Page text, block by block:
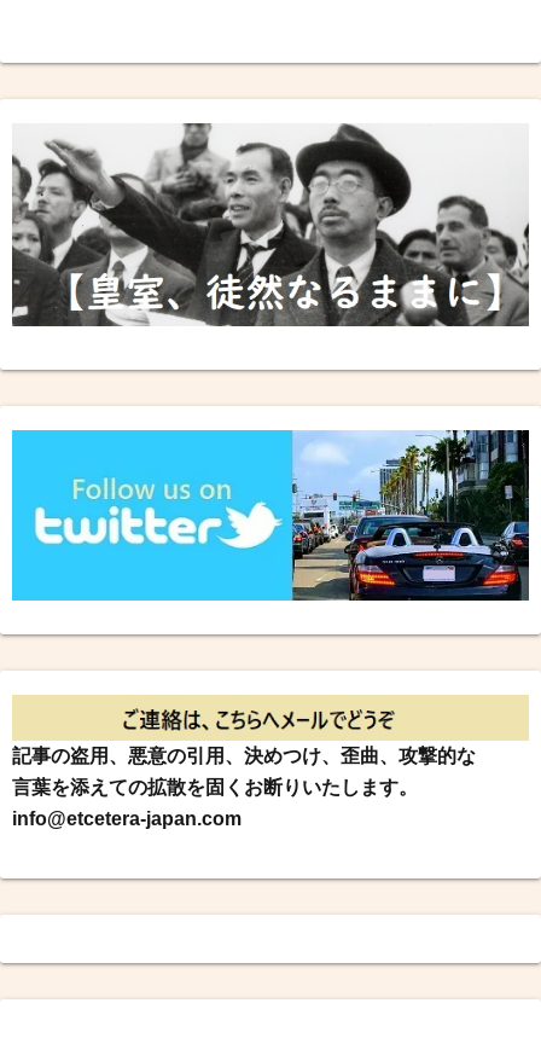
記事の盗用、悪意の引用、決めつけ、歪曲、攻撃的な
言葉を添えての拡散を固くお断りいたします。
info@etcetera-japan.com